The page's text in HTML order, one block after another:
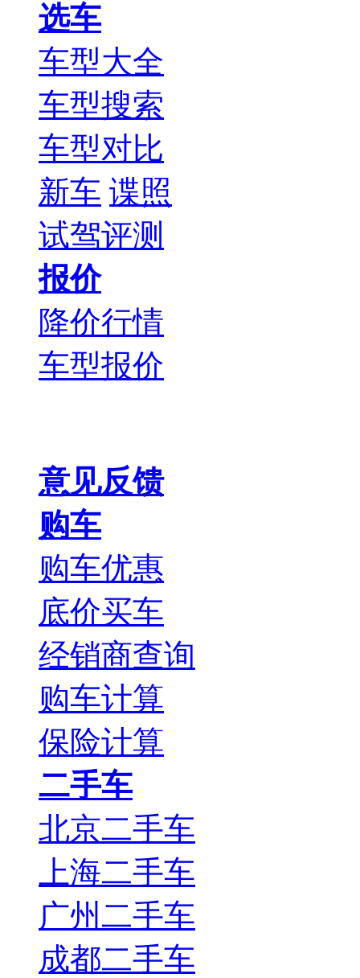
选车
车型大全
车型搜索
车型对比
新车 谍照
试驾评测
报价
降价行情
车型报价
意见反馈
购车
购车优惠
底价买车
经销商查询
购车计算
保险计算
二手车
北京二手车
上海二手车
广州二手车
成都二手车